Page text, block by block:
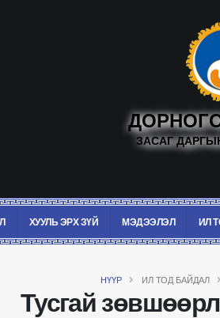
ЗАСАГ
ХУУЛЬ ЭРХ ЗҮЙ МЭДЭЭЛЭЛ ИЛ
НҮҮР ИЛ ТОД БАЙДАЛ
Тусгай